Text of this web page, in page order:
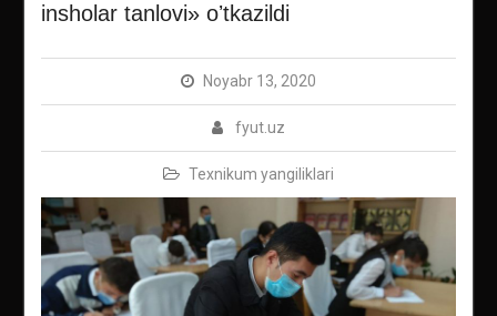
insholar tanlovi» oʼtkazildi
Noyabr 13, 2020
fyut.uz
Texnikum yangiliklari